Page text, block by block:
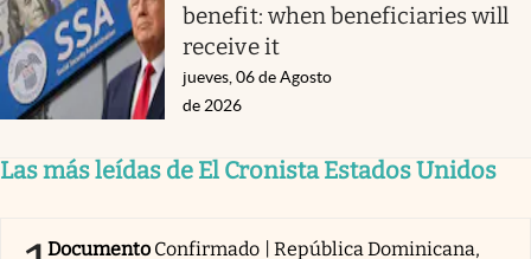
benefit: when beneficiaries will
receive it
jueves, 06 de Agosto
de 2026
Las más leídas de El Cronista Estados Unidos
Documento Confirmado | República Dominicana,